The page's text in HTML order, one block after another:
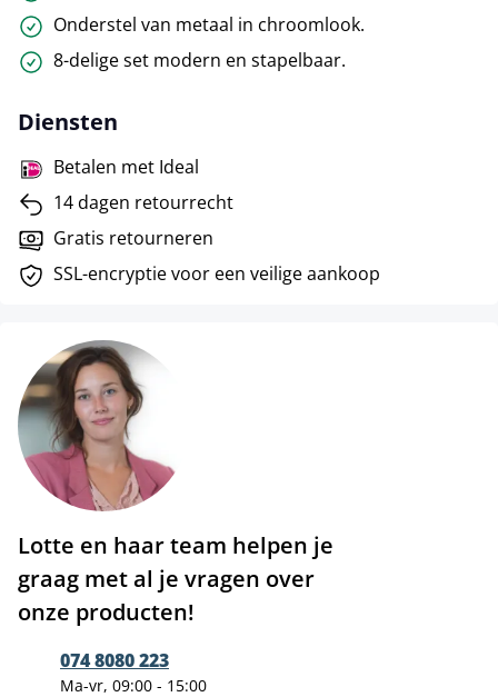
Onderstel van metaal in chroomlook.
8-delige set modern en stapelbaar.
Diensten
Betalen met Ideal
14 dagen retourrecht
Gratis retourneren
SSL-encryptie voor een veilige aankoop
Lotte en haar team helpen je
graag met al je vragen over
onze producten!
074 8080 223
Ma-vr, 09:00 - 15:00